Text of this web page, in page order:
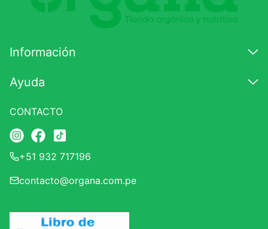
Califique el producto de 1 a 5 estrellas
★★★
Correo electrónico
Información
Ayuda
CONTACTO
+51 932 717196
contacto@organa.com.pe